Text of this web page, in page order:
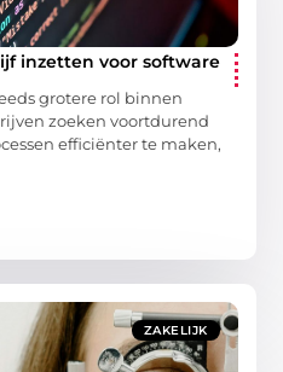
inzetten voor software
grotere rol binnen
zoeken voortdurend
efficiënter te maken,
ZAKELIJK